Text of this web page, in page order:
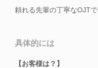
頼れる先輩の丁寧なOJT
具体的には
【お客様は？】